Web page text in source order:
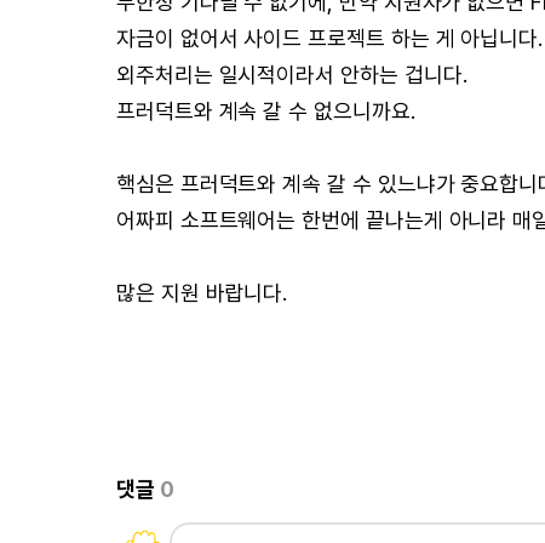
자금이 없어서 사이드 프로젝트 하는 게 아닙니다.
외주처리는 일시적이라서 안하는 겁니다.
프러덕트와 계속 갈 수 없으니까요.
핵심은 프러덕트와 계속 갈 수 있느냐가 중요합니
어짜피 소프트웨어는 한번에 끝나는게 아니라 매
많은 지원 바랍니다.
댓글 0